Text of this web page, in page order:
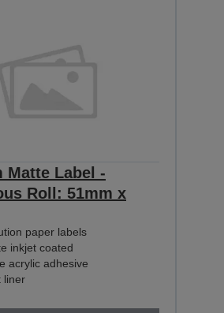
Matte Label -
Roll: 51mm x
paper labels
inkjet coated
acrylic adhesive
liner